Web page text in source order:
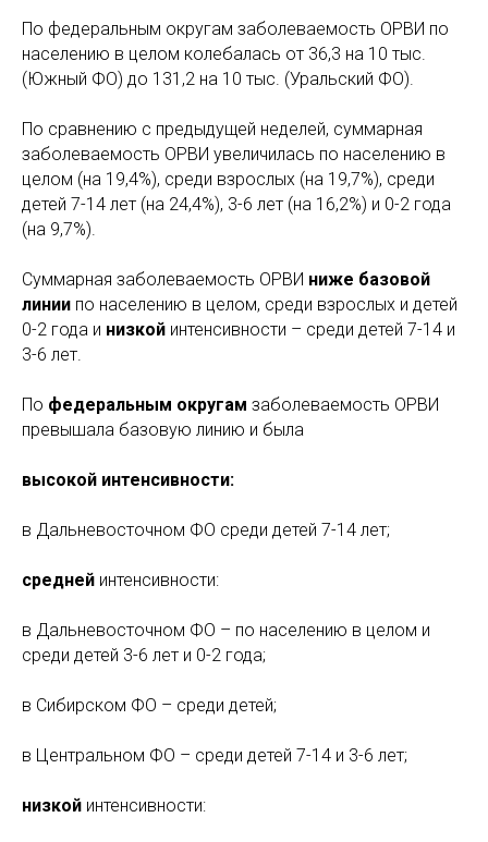
По федеральным округам заболеваемость ОРВИ по
населению в целом колебалась от 36,3 на 10 тыс.
(Южный ФО) до 131,2 на 10 тыс. (Уральский ФО).
По сравнению с предыдущей неделей, суммарная
заболеваемость ОРВИ увеличилась по населению в
целом (на 19,4%), среди взрослых (на 19,7%), среди
детей 7-14 лет (на 24,4%), 3-6 лет (на 16,2%) и 0-2 года
(на 9,7%).
Суммарная заболеваемость ОРВИ ниже базовой
линии по населению в целом, среди взрослых и детей
0-2 года и низкой интенсивности – среди детей 7-14 и
3-6 лет.
По федеральным округам заболеваемость ОРВИ
превышала базовую линию и была
высокой интенсивности:
в Дальневосточном ФО среди детей 7-14 лет;
средней интенсивности:
в Дальневосточном ФО – по населению в целом и
среди детей 3-6 лет и 0-2 года;
в Сибирском ФО – среди детей;
в Центральном ФО – среди детей 7-14 и 3-6 лет;
низкой интенсивности: